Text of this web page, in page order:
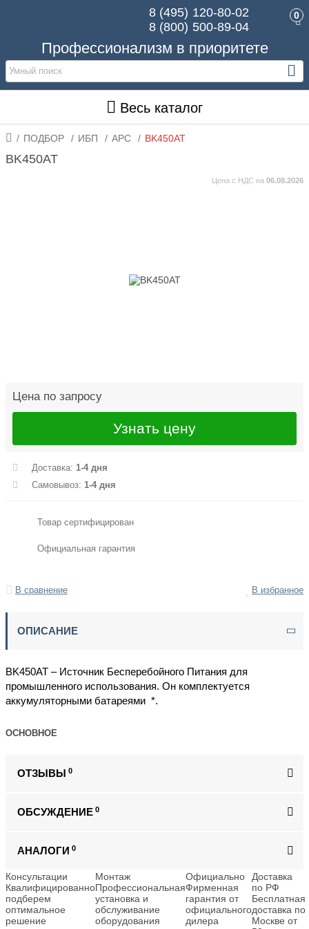
Профессионализм в приоритете
8 (495) 120-80-02
8 (800) 500-89-04
0
Весь каталог
ПОДБОР ИБП APC BK450AT
BK450AT
Цена с НДС на 06.08.2026
В сравнение В избранное
Цена по запросу
Узнать цену
Доставка: 1-4 дня
Самовывоз: 1-4 дня
Товар сертифицирован
Официальная гарантия
ОПИСАНИЕ
BK450AT – Источник Бесперебойного Питания для
промышленного использования. Он комплектуется
аккумуляторными батареями *.
ОСНОВНОЕ
ОТЗЫВЫ 0
ОБСУЖДЕНИЕ 0
АНАЛОГИ 0
Консультации
Квалифицированно
подберем
оптимальное
решение
Монтаж
Профессиональная
установка и
обслуживание
оборудования
Официально
Фирменная
гарантия от
официального
дилера
Доставка
по РФ
Бесплатная
доставка по
Москве от